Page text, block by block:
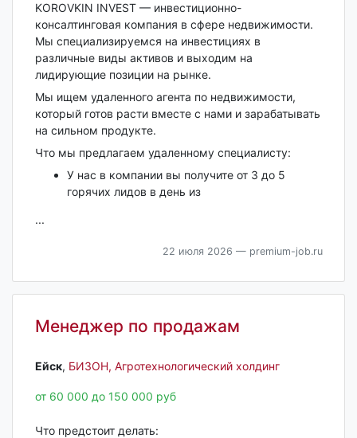
KOROVKIN INVEST — инвестиционно-
консалтинговая компания в сфере недвижимости.
Мы специализируемся на инвестициях в
различные виды активов и выходим на
лидирующие позиции на рынке.
Мы ищем удаленного агента по недвижимости,
который готов расти вместе с нами и зарабатывать
на сильном продукте.
Что мы предлагаем удаленному специалисту:
У нас в компании вы получите от 3 до 5
горячих лидов в день из
...
22 июля 2026 — premium-job.ru
Менеджер по продажам
Ейск‎, БИЗОН, Агротехнологический холдинг
от 60 000 до 150 000 руб
Что предстоит делать: